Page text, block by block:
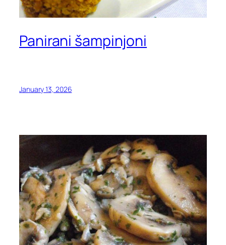
Panirani šampinjoni
January 13, 2026